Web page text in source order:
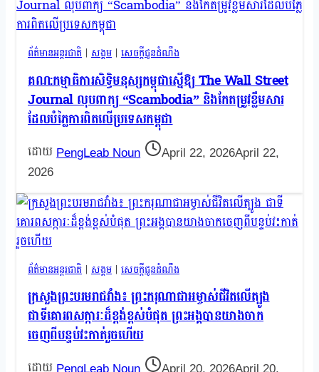
ព័ត៌មានអន្តរជាតិ | សង្គម | សេចក្តីជូនដំណឹង
គណ:កម្មាធិការសិទ្ធិមនុស្សកម្ពុជាស្នើឱ្យ The Wall Street
Journal លុបពាក្យ “Scambodia” និងកែតម្រូវខ្លឹមសារ
ដែលបំភ្លៃការពិតលើប្រទេសកម្ពុជា
PengLeab Noun April 22, 2026April 22,
2026
ព័ត៌មានអន្តរជាតិ | សង្គម | សេចក្តីជូនដំណឹង
ក្រសួងព្រះបរមរាជវាំង៖ ព្រះករុណាជាអម្ចាស់ជីវិតលើត្បូង
ជាទីគោរពសក្ការៈដ៏ខ្ពង់ខ្ពស់បំផុត ព្រះអង្គបានយាងចាក
ចេញពីបន្ទប់វះកាត់រួចហើយ
PengLeab Noun April 20, 2026April 20,